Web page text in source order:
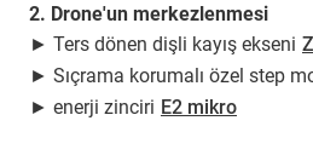
2. Drone'un merkezlenmesi
► Ters dönen dişli kayış ekseni
► Sıçrama korumalı özel step
► enerji zinciri E2 mikro